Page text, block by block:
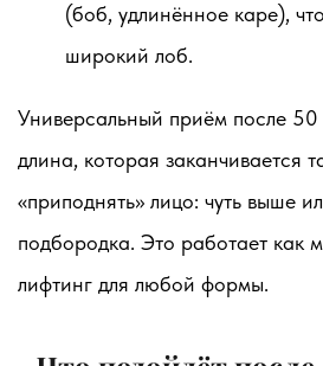
(боб, удлинённое каре),
широкий лоб.
Универсальный приём после
длина, которая заканчивается
«приподнять» лицо: чуть выше
подбородка. Это работает как
лифтинг для любой формы.